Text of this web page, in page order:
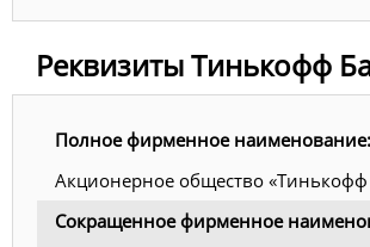
Реквизиты Тинькофф
Полное фирменное наименование:
Акционерное общество «Тинькофф
Сокращенное фирменное